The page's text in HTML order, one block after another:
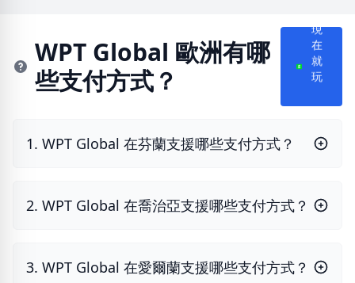
WPT Global 歐洲有哪
些支付方式？
現
在
就
玩
1. WPT Global 在芬蘭支援哪些支付方式？
2. WPT Global 在喬治亞支援哪些支付方式？
3. WPT Global 在愛爾蘭支援哪些支付方式？